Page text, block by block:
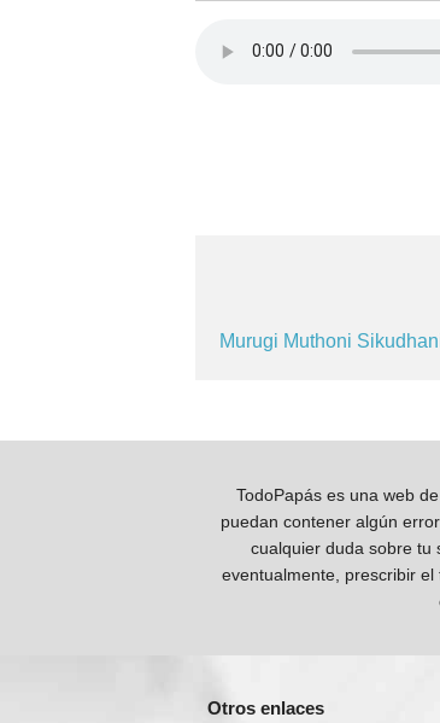
Murugi Muthoni
TodoPapás es una web
puedan contener algún
cualquier duda sobre tu
eventualmente, prescribir
Otros enlaces